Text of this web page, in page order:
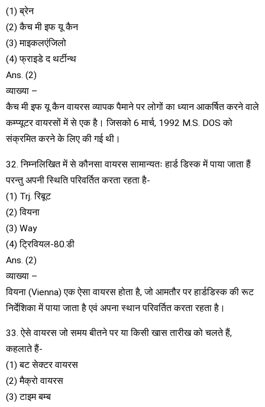
(1) ब्रेन
(2) कैच मी इफ यू कैन
(3) माइकलएंजिलो
(4) फ्राइडे द थर्टीन्थ
Ans. (2)
व्याख्या –
कैच मी इफ यू कैन वायरस व्यापक पैमाने पर लोगों का ध्यान आकर्षित करने वाले
कम्प्यूटर वायरसों में से एक है। जिसको 6 मार्च, 1992 M.S. DOS को
संक्रमित करने के लिए की गई थी।
32. निम्नलिखित में से कौनसा वायरस सामान्यतः हार्ड डिस्क में पाया जाता हैं
परन्तु अपनी स्थिति परिवर्तित करता रहता है-
(1) Trj. रिबूट
(2) वियना
(3) Way
(4) ट्रिवियल-80.डी
Ans. (2)
व्याख्या –
वियना (Vienna) एक ऐसा वायरस होता है, जो आमतौर पर हार्डडिस्क की रूट
निर्देशिका में पाया जाता है एवं अपना स्थान परिवर्तित करता रहता है।
33. ऐसे वायरस जो समय बीतने पर या किसी खास तारीख को चलते हैं,
कहलाते हैं-
(1) बट सेक्टर वायरस
(2) मैक्रो वायरस
(3) टाइम बम्ब